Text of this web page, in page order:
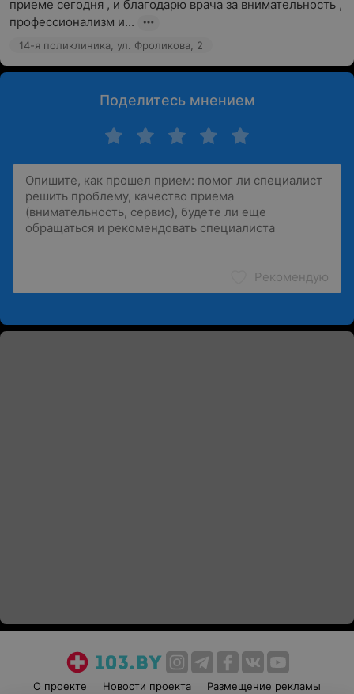
приеме сегодня , и благодарю врача за внимательность ,
профессионализм и...
14-я поликлиника, ул. Фроликова, 2
Поделитесь мнением
Рекомендую
О проекте Новости проекта
Размещение рекламы